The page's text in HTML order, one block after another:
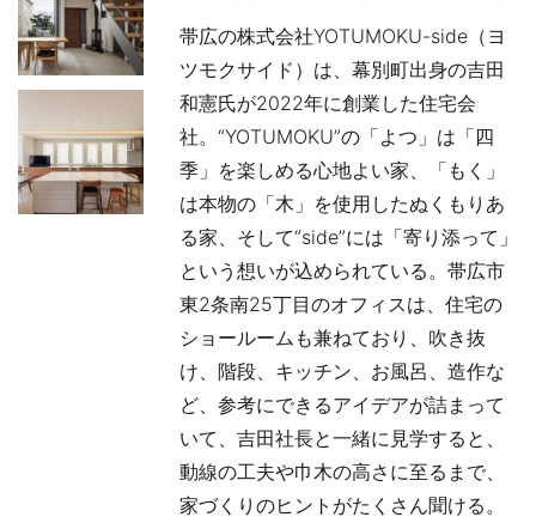
帯広の株式会社YOTUMOKU-side（ヨ
ツモクサイド）は、幕別町出身の吉田
和憲氏が2022年に創業した住宅会
社。“YOTUMOKU”の「よつ」は「四
季」を楽しめる心地よい家、「もく」
は本物の「木」を使用したぬくもりあ
る家、そして“side”には「寄り添って」
という想いが込められている。帯広市
東2条南25丁目のオフィスは、住宅の
ショールームも兼ねており、吹き抜
け、階段、キッチン、お風呂、造作な
ど、参考にできるアイデアが詰まって
いて、吉田社長と一緒に見学すると、
動線の工夫や巾木の高さに至るまで、
家づくりのヒントがたくさん聞ける。